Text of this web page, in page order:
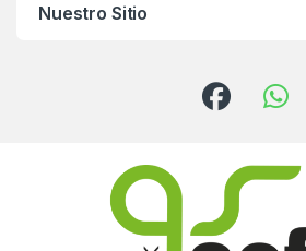
Nuestro Sitio